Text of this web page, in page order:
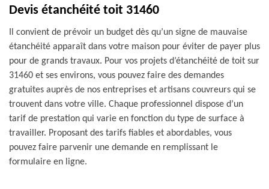
Devis étanchéité toit 31460
Il convient de prévoir un budget dès qu’un signe de mauvaise
étanchéité apparaît dans votre maison pour éviter de payer plus
pour de grands travaux. Pour vos projets d’étanchéité de toit sur
31460 et ses environs, vous pouvez faire des demandes
gratuites auprès de nos entreprises et artisans couvreurs qui se
trouvent dans votre ville. Chaque professionnel dispose d’un
tarif de prestation qui varie en fonction du type de surface à
travailler. Proposant des tarifs fiables et abordables, vous
pouvez faire parvenir une demande en remplissant le
formulaire en ligne.